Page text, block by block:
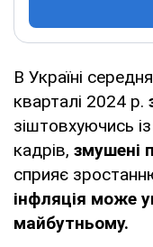
В Україні середня
кварталі 2024 р.
зіштовхуючись
кадрів, змушені
сприяє
інфляція може
майбутньому.